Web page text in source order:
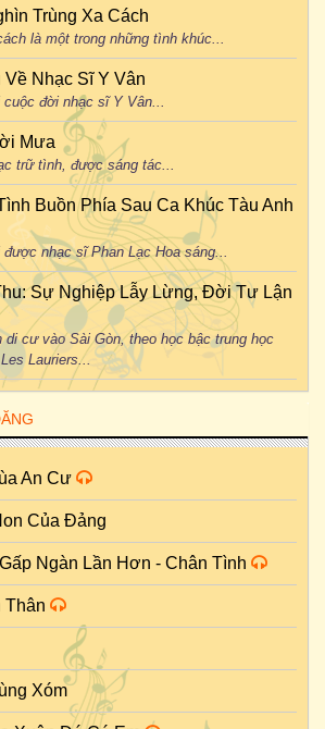
Trùng Xa Cách
là một trong những tình khúc...
Về Nhạc Sĩ Y Vân
đời nhạc sĩ Y Vân...
Mưa
trữ tình, được sáng tác...
Buồn Phía Sau Ca Khúc Tàu Anh
được nhạc sĩ Phan Lạc Hoa sáng...
Sự Nghiệp Lẫy Lừng, Đời Tư Lận
di cư vào Sài Gòn, theo học bậc trung học
Lauriers...
An Cư
Của Đảng
Ngàn Lần Hơn - Chân Tình
Thân
Xóm